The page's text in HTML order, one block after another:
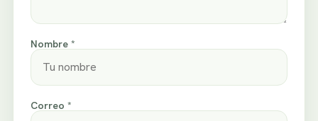
Nombre *
Correo *